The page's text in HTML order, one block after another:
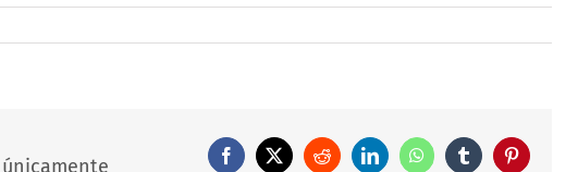
Facebook
X RedditLinkedInWhatsAppTumblrPinterest